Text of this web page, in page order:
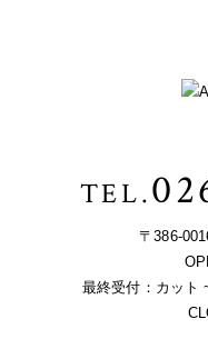
TEL.
〒386-
最終受付：カット